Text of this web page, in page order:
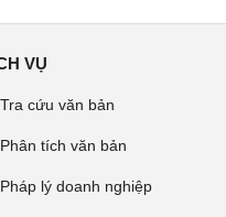
VỤ
Tra cứu văn bản
Phân tích văn bản
Pháp lý doanh nghiệp